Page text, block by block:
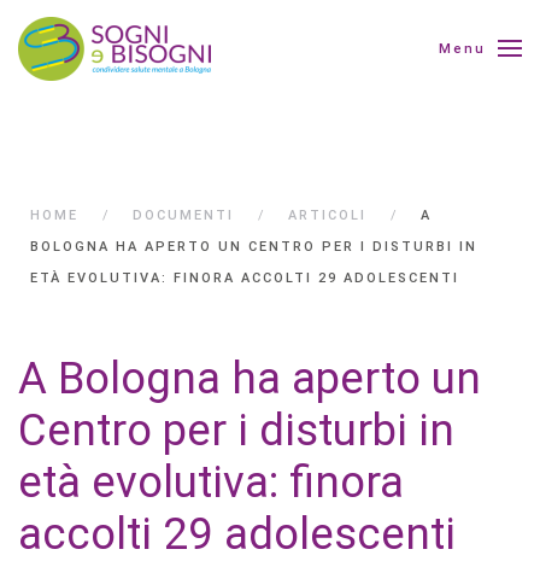
Menu
HOME DOCUMENTI ARTICOLI
A
BOLOGNA HA APERTO UN CENTRO PER I DISTURBI IN
ETÀ EVOLUTIVA: FINORA ACCOLTI 29 ADOLESCENTI
A Bologna ha aperto un
Centro per i disturbi in
età evolutiva: finora
accolti 29 adolescenti